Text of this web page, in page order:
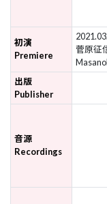
初演
Premiere
菅原征
出版
Publisher
音源
Recordings